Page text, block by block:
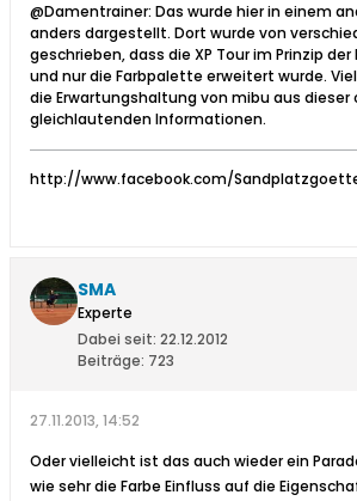
@Damentrainer: Das wurde hier in einem
anders dargestellt. Dort wurde von
geschrieben, dass die XP Tour im Prinzip
und nur die Farbpalette erweitert wurde.
die Erwartungshaltung von mibu aus dieser
gleichlautenden Informationen.
http://www.facebook.com/
SMA
Experte
Dabei seit: 22.12.2012
Beiträge: 723
27.11.2013, 14:52
Oder vielleicht ist das auch wieder ein
wie sehr die Farbe Einfluss auf die